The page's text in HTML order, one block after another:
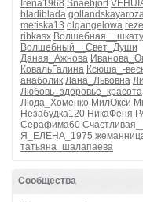
Irena1968 Snaebjort
bladiblada
metiska13 olgangelowa
ribkasx
Волшебный__Свет_Души
Даная_Ажнова
КовальГалина Ксюша_-
анаболик Лана_Львовна
Любовь_здоровье_красота
Люда_Хоменко МилОкси
Незабудка120 НикаФеня
Серафима60
Я_ЕЛЕНА_1975
татьяна_шалапаева
Сообщества